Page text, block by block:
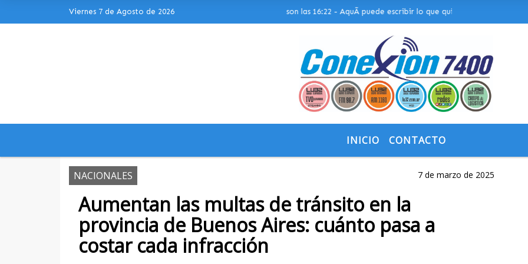
Viernes 7 de Agosto de 2026Hoy es Viernes 7 de Agosto de 2026 y son las 16:22 - AquÃ­ puede escribir lo que quiera, o bien puede
INICIO CONTACTO
NACIONALES 7 de marzo de 2025
Aumentan las multas de tránsito en la
provincia de Buenos Aires: cuánto pasa a
costar cada infracción